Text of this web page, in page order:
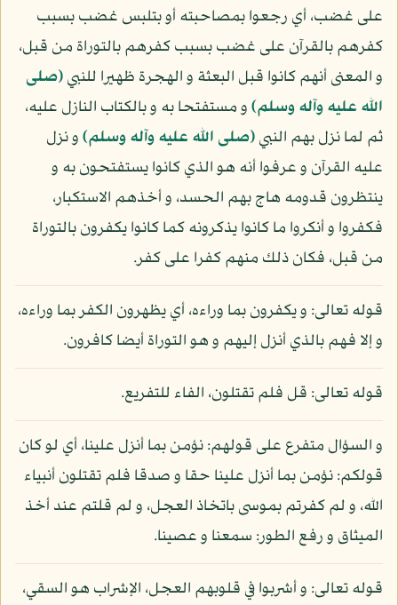
على غضب، أي رجعوا بمصاحبته أو بتلبس غضب بسبب
كفرهم بالقرآن على غضب بسبب كفرهم بالتوراة من قبل،
و المعنى أنهم كانوا قبل البعثة و الهجرة ظهيرا للنبي(صلى
الله عليه وآله وسلم)و مستفتحا به و بالكتاب النازل عليه،
ثم لما نزل بهم النبي(صلى الله عليه وآله وسلم)و نزل
عليه القرآن و عرفوا أنه هو الذي كانوا يستفتحون به و
ينتظرون قدومه هاج بهم الحسد، و أخذهم الاستكبار،
فكفروا و أنكروا ما كانوا يذكرونه كما كانوا يكفرون بالتوراة
من قبل، فكان ذلك منهم كفرا على كفر.
قوله تعالى: و يكفرون بما وراءه، أي يظهرون الكفر بما وراءه،
و إلا فهم بالذي أنزل إليهم و هو التوراة أيضا كافرون.
قوله تعالى: قل فلم تقتلون، الفاء للتفريع.
و السؤال متفرع على قولهم: نؤمن بما أنزل علينا، أي لو كان
قولكم: نؤمن بما أنزل علينا حقا و صدقا فلم تقتلون أنبياء
الله، و لم كفرتم بموسى باتخاذ العجل، و لم قلتم عند أخذ
الميثاق و رفع الطور: سمعنا و عصينا.
قوله تعالى: و أشربوا في قلوبهم العجل، الإشراب هو السقي،